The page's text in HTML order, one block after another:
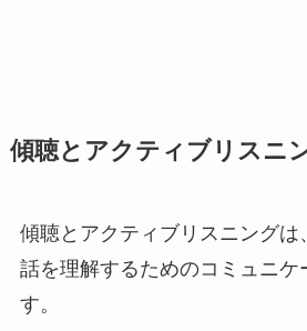
傾聴とアクティブリスニ
傾聴とアクティブリスニングは
話を理解するためのコミュニケ
す。